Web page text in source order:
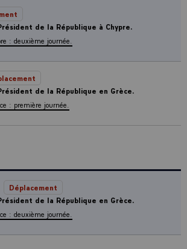
de la République à Chypre.
: deuxième journée.
de la République en Grèce.
: première journée.
Déplacement
de la République en Grèce.
: deuxième journée.